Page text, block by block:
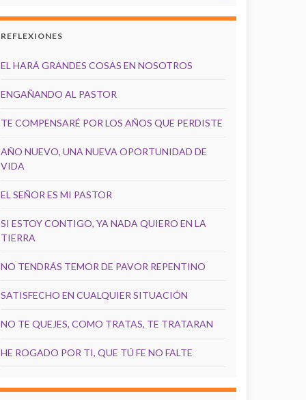
REFLEXIONES
EL HARÁ GRANDES COSAS EN NOSOTROS
ENGAÑANDO AL PASTOR
TE COMPENSARÉ POR LOS AÑOS QUE PERDISTE
AÑO NUEVO, UNA NUEVA OPORTUNIDAD DE
VIDA
EL SEÑOR ES MI PASTOR
SI ESTOY CONTIGO, YA NADA QUIERO EN LA
TIERRA
NO TENDRÁS TEMOR DE PAVOR REPENTINO
SATISFECHO EN CUALQUIER SITUACIÓN
NO TE QUEJES, COMO TRATAS, TE TRATARAN
HE ROGADO POR TI, QUE TÚ FE NO FALTE